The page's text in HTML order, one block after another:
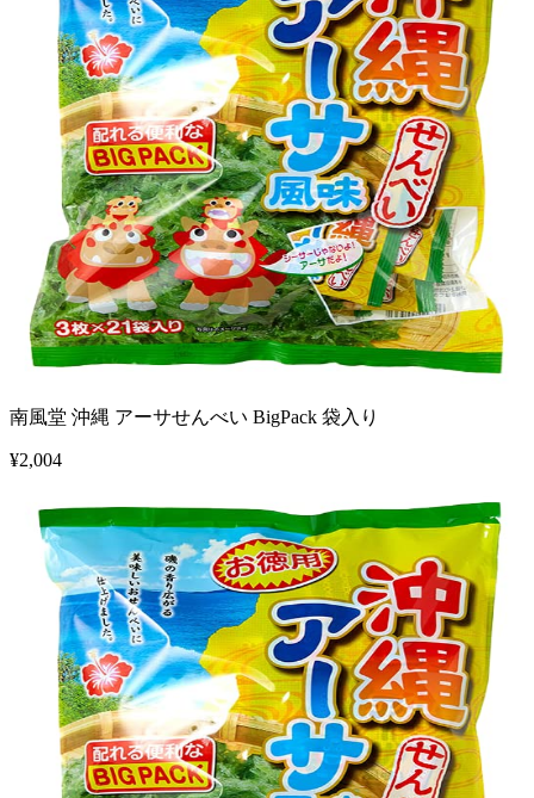
南風堂 沖縄 アーサせんべい BigPack 袋入り
¥2,004